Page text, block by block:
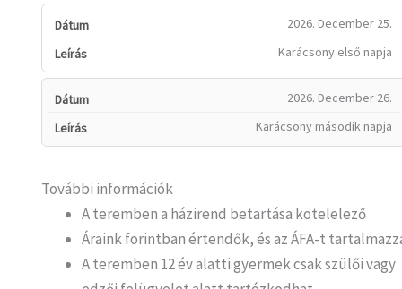
2026. December 25.
Karácsony első napja
2026. December 26.
Karácsony második napja
További információk
A teremben a házirend betartása kötelelező
Áraink forintban értendők, és az ÁFA-t
A teremben 12 év alatti gyermek csak szülői vagy